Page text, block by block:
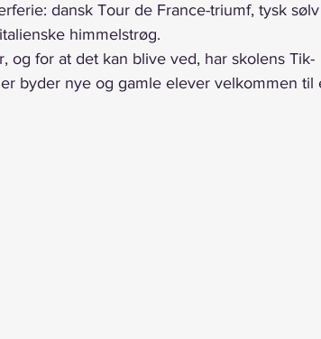
dansk Tour de France-triumf, tysk sølv
himmelstrøg.
og for at det kan blive ved, har skolens Tik-
byder nye og gamle elever velkommen til